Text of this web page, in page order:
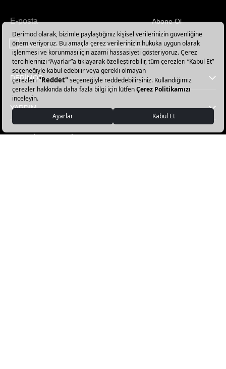
Haber
bültenimize
abone
olun!
Abone Ol
E-Bülten üyelik koşullarını kabul ediyorum.
DERİMOD
YARDIM